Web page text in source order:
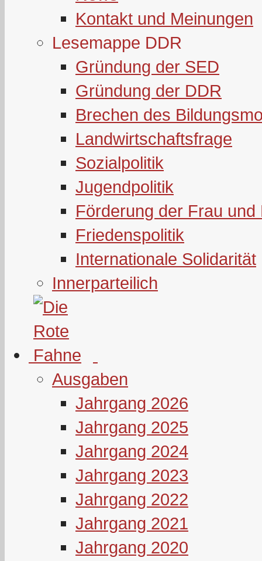
Kontakt und Meinungen
Lesemappe DDR
Gründung der SED
Gründung der DDR
Brechen des
Landwirtschaftsfrage
Sozialpolitik
Jugendpolitik
Förderung der Frau und
Friedenspolitik
Internationale Solidarität
Innerparteilich
Ausgaben
Jahrgang 2026
Jahrgang 2025
Jahrgang 2024
Jahrgang 2023
Jahrgang 2022
Jahrgang 2021
Jahrgang 2020